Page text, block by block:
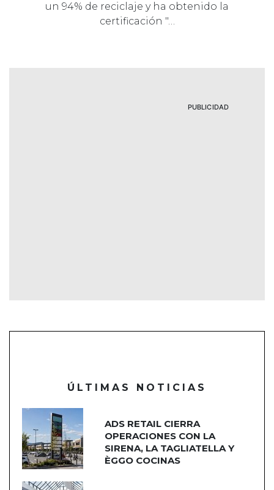
un 94% de reciclaje y ha obtenido la
certificación "…
PUBLICIDAD
ÚLTIMAS NOTICIAS
ADS RETAIL CIERRA
OPERACIONES CON LA
SIRENA, LA TAGLIATELLA Y
ÈGGO COCINAS